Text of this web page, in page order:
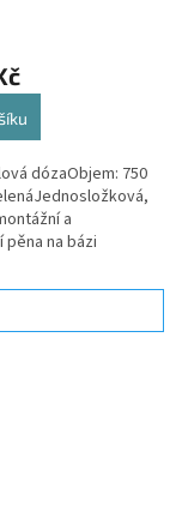
dózaObjem: 750
a
na bázi
se vzduchem s...